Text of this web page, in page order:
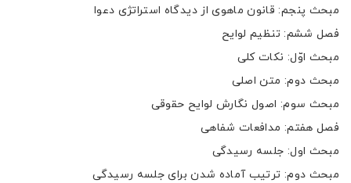
مبحث پنجم: قانون ماهوی از دیدگاه استراتژی دعوا
فصل ششم: تنظیم لوایح
مبحث اوّل: نکات کلی
مبحث دوم: متن اصلی
مبحث سوم: اصول نگارش لوایح حقوقی
فصل هفتم: مدافعات شفاهی
مبحث اول: جلسه رسیدگی
مبحث دوم: ترتیب آماده شدن برای جلسه رسیدگی